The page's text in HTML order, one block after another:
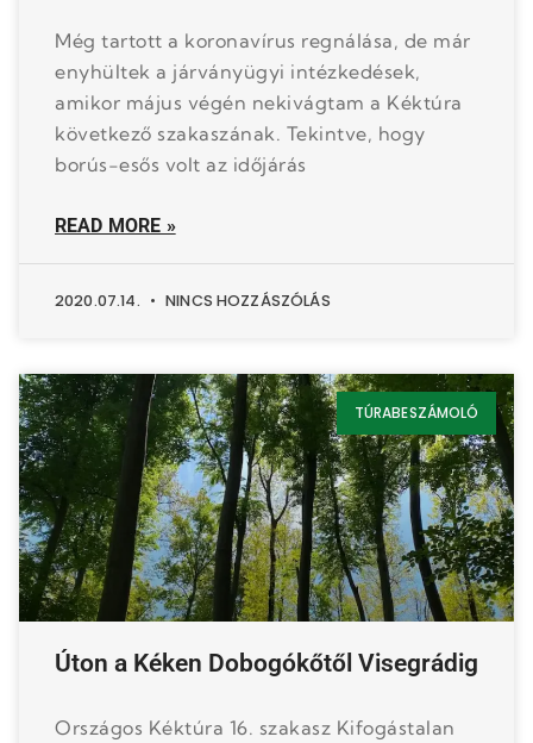
Még tartott a koronavírus regnálása, de már
enyhültek a járványügyi intézkedések,
amikor május végén nekivágtam a Kéktúra
következő szakaszának. Tekintve, hogy
borús-esős volt az időjárás
READ MORE »
2020.07.14. NINCS HOZZÁSZÓLÁS
TÚRABESZÁMOLÓ
Úton a Kéken Dobogókőtől Visegrádig
Országos Kéktúra 16. szakasz Kifogástalan